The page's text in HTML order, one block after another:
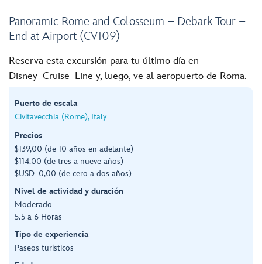
Panoramic Rome and Colosseum – Debark Tour –
End at Airport (CV109)
Reserva esta excursión para tu último día en
Disney Cruise Line y, luego, ve al aeropuerto de Roma.
Puerto de escala
Civitavecchia (Rome), Italy
Precios
$139,00 (de 10 años en adelante)
$114.00 (de tres a nueve años)
$USD 0,00 (de cero a dos años)
Nivel de actividad y duración
Moderado
5.5 a 6 Horas
Tipo de experiencia
Paseos turísticos